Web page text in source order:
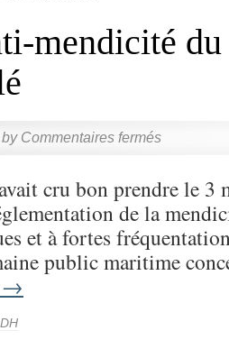
mendicité
by Commentaires fermés
cru bon prendre le 3
de la
et à fortes
public maritime
→